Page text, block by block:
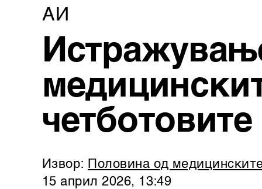
АИ
Извор:
Половина од
15 април 2026, 13:49